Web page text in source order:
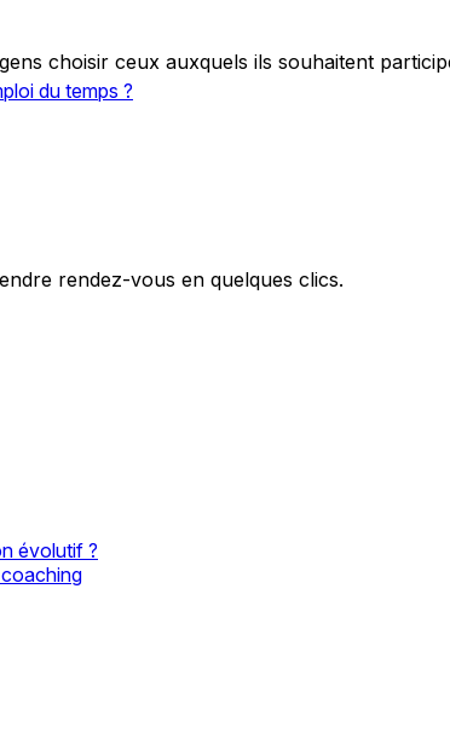
choisir ceux auxquels ils souhaitent
rendez-vous en quelques clics.
du temps ?
évolutif ?